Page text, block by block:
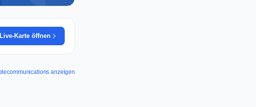
Live-Karte öffnen
anzeigen